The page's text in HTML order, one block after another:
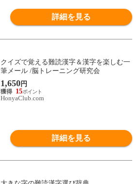
詳細を見る
クイズで覚える難読漢字＆漢字を楽しむ一
筆メール /脳トレーニング研究会
1,650円
15
HonyaClub.com
詳細を見る